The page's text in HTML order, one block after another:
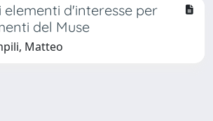
elementi d'interesse per
del Muse
Matteo